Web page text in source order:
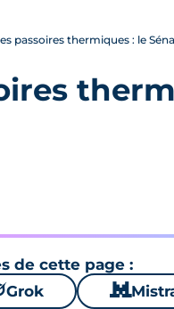
passoires thermiques : le
de cette page :
Grok 🐱